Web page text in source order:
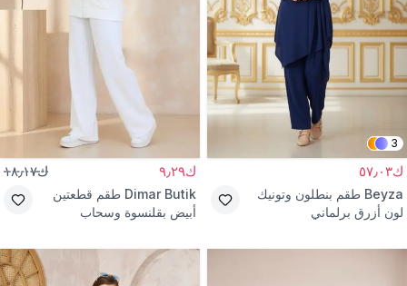
3
ك٥٧٫٠٣
Beyza طقم بنطلون وتونيك
لون أزرق برلماني
ك٩٫٢٩ ك١٨٫١٧
Dimar Butik طقم قطعتين
أبيض بقلنسوة وسحاب